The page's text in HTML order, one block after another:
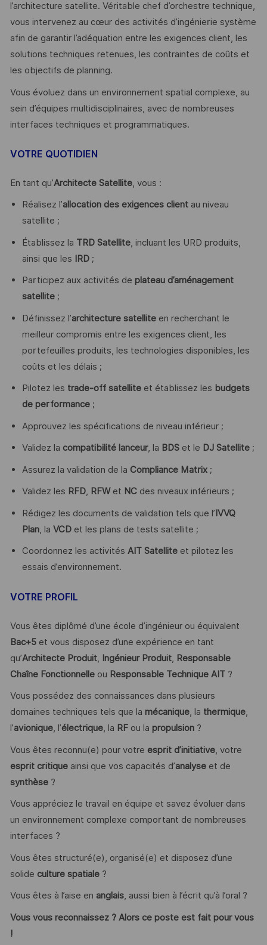
l’architecture satellite. Véritable chef d’orchestre technique,
vous intervenez au cœur des activités d’ingénierie système
afin de garantir l’adéquation entre les exigences client, les
solutions techniques retenues, les contraintes de coûts et
les objectifs de planning.
Vous évoluez dans un environnement spatial complexe, au
sein d’équipes multidisciplinaires, avec de nombreuses
interfaces techniques et programmatiques.
VOTRE QUOTIDIEN
En tant qu’Architecte Satellite, vous :
Réalisez l’allocation des exigences clientau niveau
satellite ;
Établissez la TRD Satellite, incluant les URD produits,
ainsi que les IRD;
Participez aux activités de plateau d’aménagement
satellite;
Définissez l’architecture satelliteen recherchant le
meilleur compromis entre les exigences client, les
portefeuilles produits, les technologies disponibles, les
coûts et les délais ;
Pilotez les trade-off satelliteet établissez les budgets
de performance;
Approuvez les spécifications de niveau inférieur ;
Validez la compatibilité lanceur, la BDSet le DJ Satellite;
Assurez la validation de la Compliance Matrix;
Validez les RFD, RFWet NCdes niveaux inférieurs ;
Rédigez les documents de validation tels que l’IVVQ
Plan, la VCDet les plans de tests satellite ;
Coordonnez les activités AIT Satelliteet pilotez les
essais d’environnement.
VOTRE PROFIL
Vous êtes diplômé d’une école d’ingénieur ou équivalent
Bac+5et vous disposez d’une expérience en tant
qu’Architecte Produit, Ingénieur Produit, Responsable
Chaîne Fonctionnelleou Responsable Technique AIT?
Vous possédez des connaissances dans plusieurs
domaines techniques tels que la mécanique, la thermique,
l’avionique, l’électrique, la RFou la propulsion?
Vous êtes reconnu(e) pour votre esprit d’initiative, votre
esprit critiqueainsi que vos capacités d’analyseet de
synthèse?
Vous appréciez le travail en équipe et savez évoluer dans
un environnement complexe comportant de nombreuses
interfaces ?
Vous êtes structuré(e), organisé(e) et disposez d’une
solide culture spatiale?
Vous êtes à l’aise en anglais, aussi bien à l’écrit qu’à l’oral ?
Vous vous reconnaissez ? Alors ce poste est fait pour vous
!